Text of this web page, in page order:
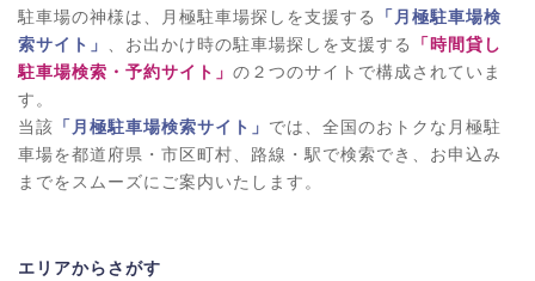
駐車場の神様は、月極駐車場探しを支援する
「月極駐車場検
索サイト」
、お出かけ時の駐車場探しを支援する
「時間貸し
駐車場検索・予約サイト」 の２つのサイトで構成されていま
す。
当該 「月極駐車場検索サイト」 では、全国のおトクな月極駐
車場を都道府県・市区町村、路線・駅で検索でき、お申込み
までをスムーズにご案内いたします。
エリアからさがす